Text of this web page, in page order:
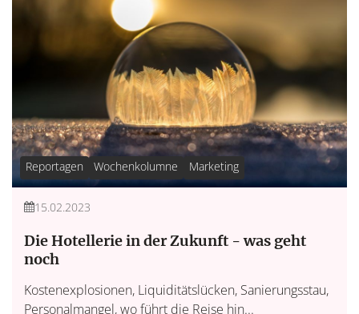
Reportagen Wochenkolumne Marketing
15.02.2023
Die Hotellerie in der Zukunft - was geht
noch
Kostenexplosionen, Liquiditätslücken, Sanierungsstau,
Personalmangel, wo führt die Reise hin...